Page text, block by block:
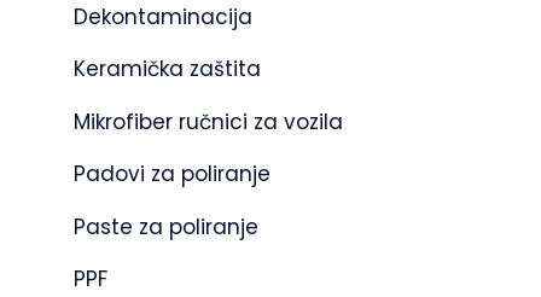
Dekontaminacija
Keramička zaštita
Mikrofiber ručnici za vozila
Padovi za poliranje
Paste za poliranje
PPF